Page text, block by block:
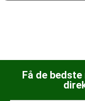
Få de